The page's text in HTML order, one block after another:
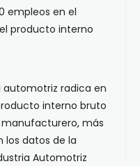
empleos en el
producto interno
automotriz radica en
interno bruto
manufacturero, más
los datos de la
Automotriz